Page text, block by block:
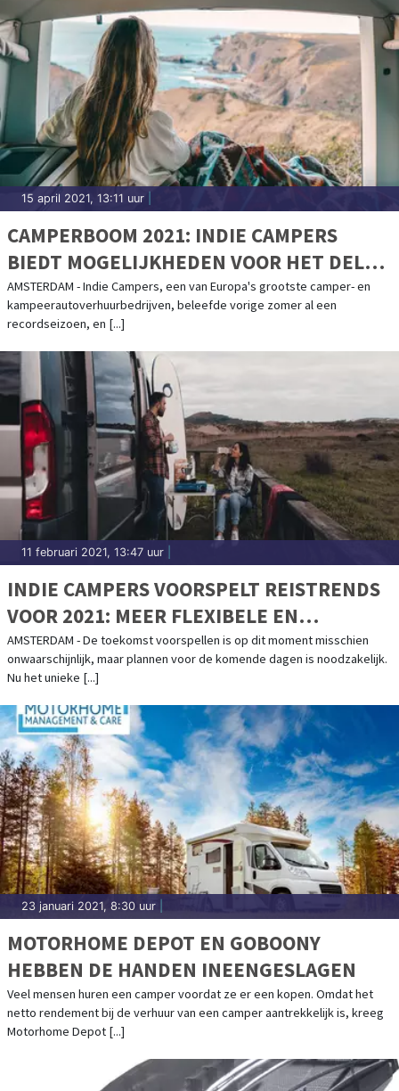
15 april 2021, 13:11 uur
CAMPERBOOM 2021: INDIE CAMPERS
BIEDT MOGELIJKHEDEN VOOR HET DELEN
VAN CAMPERS
AMSTERDAM - Indie Campers, een van Europa's grootste camper- en
kampeerautoverhuurbedrijven, beleefde vorige zomer al een
recordseizoen, en [...]
11 februari 2021, 13:47 uur
INDIE CAMPERS VOORSPELT REISTRENDS
VOOR 2021: MEER FLEXIBELE EN
AUTHENTIEKE REISERVARINGEN
ONDERWEG
AMSTERDAM - De toekomst voorspellen is op dit moment misschien
onwaarschijnlijk, maar plannen voor de komende dagen is noodzakelijk.
Nu het unieke [...]
23 januari 2021, 8:30 uur
MOTORHOME DEPOT EN GOBOONY
HEBBEN DE HANDEN INEENGESLAGEN
Veel mensen huren een camper voordat ze er een kopen. Omdat het
netto rendement bij de verhuur van een camper aantrekkelijk is, kreeg
Motorhome Depot [...]